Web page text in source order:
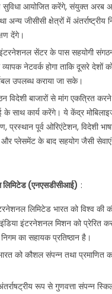
सुविधा आयोजित करेंगे, संयुक्त अरब
अन्य जीसीसी क्षेत्रों में अंतर्राष्ट्रीय
देंगे।
सेंटर के पास सहयोगी
नेटवर्क होगा ताकि दूसरे देशों
उपलब्ध कराया जा सके।
विदेशी बाजारों से मांग एकत्रित
साथ कार्य करेंगे। ये केंद्र
प्रस्थान पूर्व ओरिएंटेशन, विदेशी
प्लेसमेंट के बाद सहयोग जैसी
(एनएसडीसीआई) :
लिमिटेड भारत को विश्व की
इंटरनेशनल मिशन को प्रेरित
का सहायक प्रतिष्ठान है।
को कौशल संपन्न तथा प्रमाणित
रूप से गुणवत्ता संपन्न